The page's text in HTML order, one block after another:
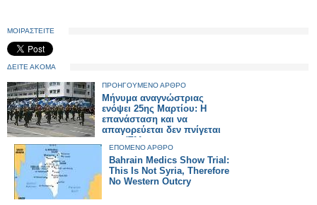
ΜΟΙΡΑΣΤΕΙΤΕ
ΔΕΙΤΕ ΑΚΟΜΑ
ΠΡΟΗΓΟΥΜΕΝΟ ΑΡΘΡΟ
Μήνυμα αναγνώστριας
ενόψει 25ης Μαρτίου: Η
επανάσταση και να
απαγορεύεται δεν πνίγεται
στον Έλληνα
ΕΠΟΜΕΝΟ ΑΡΘΡΟ
Bahrain Medics Show Trial:
This Is Not Syria, Therefore
No Western Outcry